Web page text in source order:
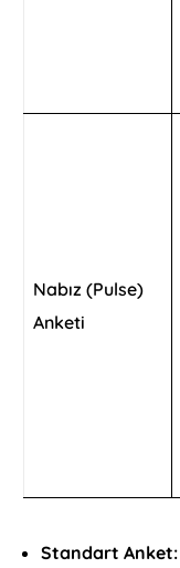
Nabız (Pulse)
Anketi
Standart Anket: